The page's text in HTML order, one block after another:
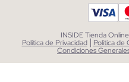
INSIDE Tienda
Política de Privacidad | Política de
Condiciones